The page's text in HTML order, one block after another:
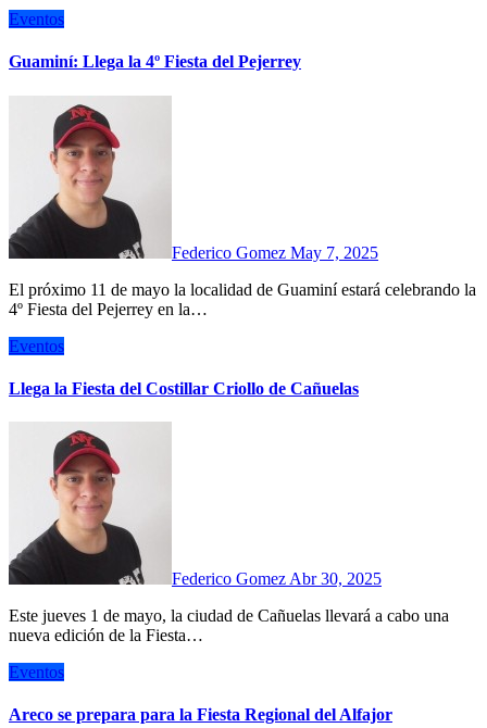
Eventos
Guaminí: Llega la 4º Fiesta del Pejerrey
Federico Gomez May 7, 2025
El próximo 11 de mayo la localidad de Guaminí estará celebrando la
4º Fiesta del Pejerrey en la…
Eventos
Llega la Fiesta del Costillar Criollo de Cañuelas
Federico Gomez Abr 30, 2025
Este jueves 1 de mayo, la ciudad de Cañuelas llevará a cabo una
nueva edición de la Fiesta…
Eventos
Areco se prepara para la Fiesta Regional del Alfajor